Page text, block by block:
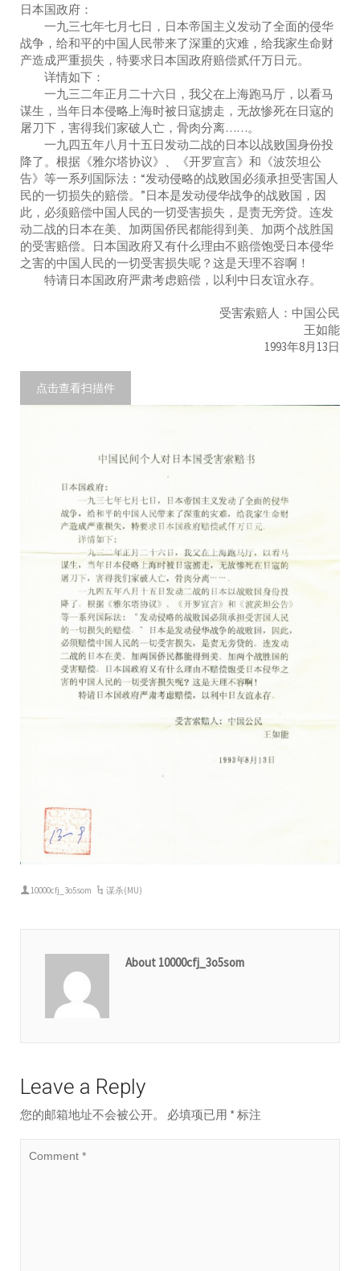
日本国政府：
一九三七年七月七日，日本帝国主义发动了全面的侵华
战争，给和平的中国人民带来了深重的灾难，给我家生命财
产造成严重损失，特要求日本国政府赔偿贰仟万日元。
详情如下：
一九三二年正月二十六日，我父在上海跑马厅，以看马
谋生，当年日本侵略上海时被日寇掳走，无故惨死在日寇的
屠刀下，害得我们家破人亡，骨肉分离……。
一九四五年八月十五日发动二战的日本以战败国身份投
降了。根据《雅尔塔协议》、《开罗宣言》和《波茨坦公
告》等一系列国际法：“发动侵略的战败国必须承担受害国人
民的一切损失的赔偿。”日本是发动侵华战争的战败国，因
此，必须赔偿中国人民的一切受害损失，是责无旁贷。连发
动二战的日本在美、加两国侨民都能得到美、加两个战胜国
的受害赔偿。日本国政府又有什么理由不赔偿饱受日本侵华
之害的中国人民的一切受害损失呢？这是天理不容啊！
特请日本国政府严肃考虑赔偿，以利中日友谊永存。
受害索赔人：中国公民
王如能
1993年8月13日
10000cfj_3o5som 谋杀(MU)
About 10000cfj_3o5som
Leave a Reply
您的邮箱地址不会被公开。 必填项已用 *标注